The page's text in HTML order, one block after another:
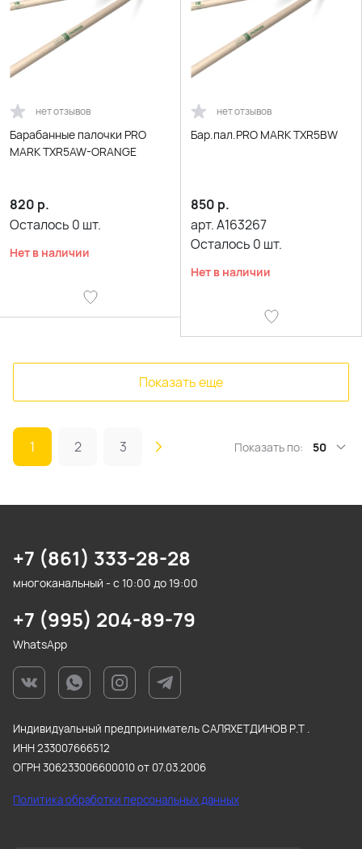
нет отзывов
Барабанные палочки PRO
MARK TXR5AW-ORANGE
820 р.
Осталось 0 шт.
Нет в наличии
нет отзывов
Бар.пал.PRO MARK TXR5BW
850 р.
арт.A163267
Осталось 0 шт.
Нет в наличии
Показать еще
1 2 3 Показать по: 50
+7 (861) 333-28-28
многоканальный - с 10:00 до 19:00
+7 (995) 204-89-79
WhatsApp
Индивидуальный предприниматель САЛЯХЕТДИНОВ Р.Т .
ИНН 233007666512
ОГРН 306233006600010 от 07.03.2006
Политика обработки персональных данных